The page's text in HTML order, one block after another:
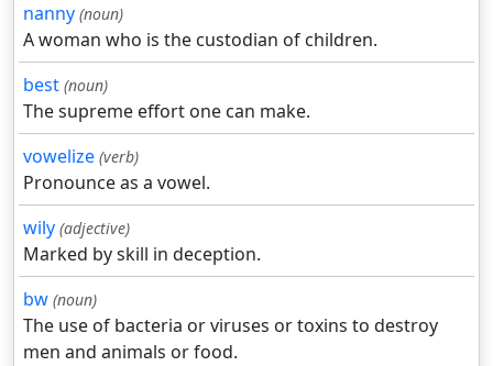
nanny (noun)
A woman who is the custodian of children.
best (noun)
The supreme effort one can make.
vowelize (verb)
Pronounce as a vowel.
wily (adjective)
Marked by skill in deception.
bw (noun)
The use of bacteria or viruses or toxins to destroy
men and animals or food.